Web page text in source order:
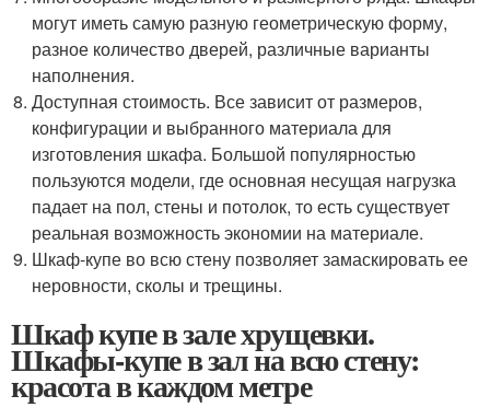
могут иметь самую разную геометрическую форму,
разное количество дверей, различные варианты
наполнения.
Доступная стоимость. Все зависит от размеров,
конфигурации и выбранного материала для
изготовления шкафа. Большой популярностью
пользуются модели, где основная несущая нагрузка
падает на пол, стены и потолок, то есть существует
реальная возможность экономии на материале.
Шкаф-купе во всю стену позволяет замаскировать ее
неровности, сколы и трещины.
Шкаф купе в зале хрущевки.
Шкафы-купе в зал на всю стену:
красота в каждом метре